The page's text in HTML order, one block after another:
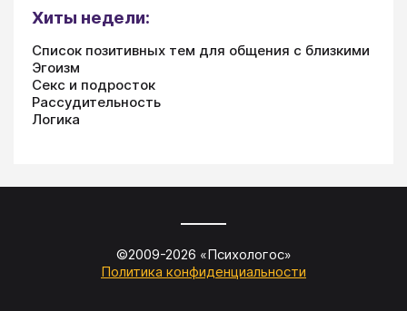
Хиты недели:
Список позитивных тем для общения с близкими
Эгоизм
Секс и подросток
Рассудительность
Логика
©2009-2026 «Психологос»
Политика конфиденциальности